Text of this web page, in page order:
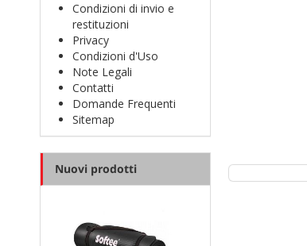
Condizioni di invio e
restituzioni
Privacy
Condizioni d'Uso
Note Legali
Contatti
Domande Frequenti
Sitemap
Nuovi prodotti